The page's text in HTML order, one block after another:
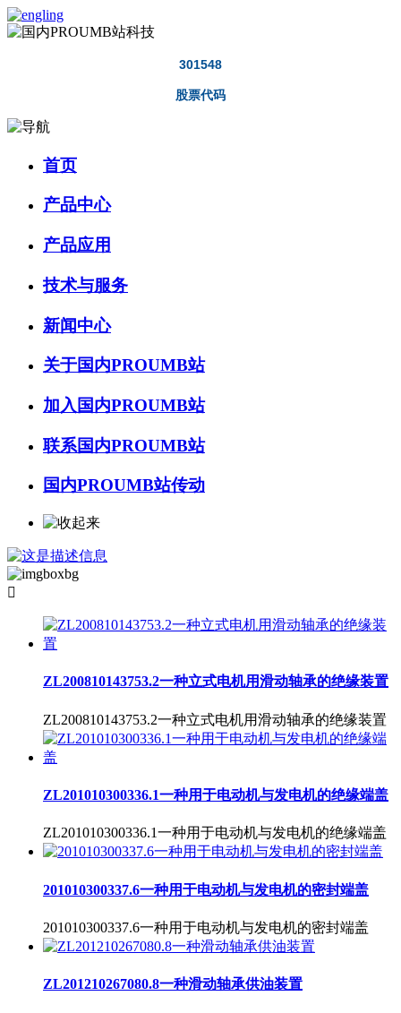
301548
股票代码
首页
产品中心
产品应用
技术与服务
新闻中心
关于国内PROUMB站
加入国内PROUMB站
联系国内PROUMB站
国内PROUMB站传动

ZL200810143753.2一种立式电机用滑动轴承的绝缘装置
ZL200810143753.2一种立式电机用滑动轴承的绝缘装置
ZL201010300336.1一种用于电动机与发电机的绝缘端盖
ZL201010300336.1一种用于电动机与发电机的绝缘端盖
201010300337.6一种用于电动机与发电机的密封端盖
201010300337.6一种用于电动机与发电机的密封端盖
ZL201210267080.8一种滑动轴承供油装置